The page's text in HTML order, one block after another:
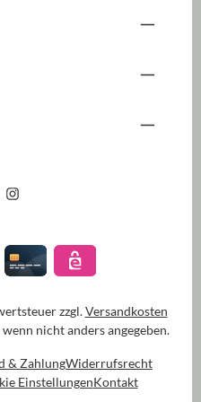
zzgl.Versandkosten
nicht anders angegeben.
& ZahlungWiderrufsrecht
EinstellungenKontakt